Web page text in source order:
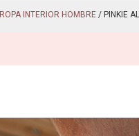
ROPA INTERIOR HOMBRE / PINKIE